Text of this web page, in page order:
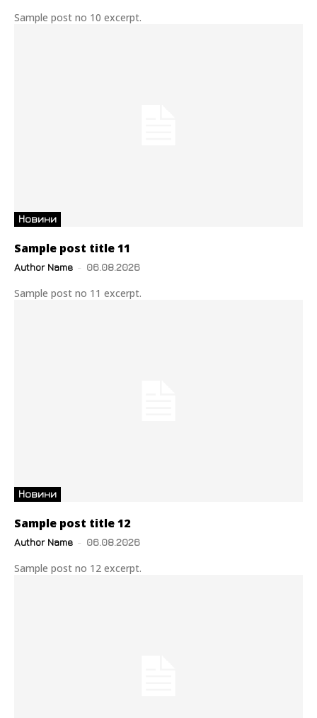
Sample post no 10 excerpt.
Новини
Sample post title 11
Author Name - 06.08.2026
Sample post no 11 excerpt.
Новини
Sample post title 12
Author Name - 06.08.2026
Sample post no 12 excerpt.